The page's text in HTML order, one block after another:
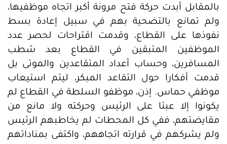
بالمقابل أبدت حركة فتح مرونة أكبر اتجاه موظفيها،
ولم تمانع بالتضحية بهم في سبيل إعادة بسط
نفوذها على القطاع، وقدمت اقتراحات لحصر عدد
الموظفين المتبقين في القطاع بعد شطب
المسافرين، وحساب أعداد المتقاعدين والموتى بل
قدمت أفكارا حول التقاعد المبكر، ليتم استيعاب
موظفي حماس. إذن، موظفو السلطة في القطاع لم
يكونوا إلا عبئا على الرئيس وحركته ولا مانع من
مقايضتهم، ففي كل المحطات لم يخاطبهم الرئيس
ولم يشركهم في قرارته اتجاههم، واكتفى بمناداتهم